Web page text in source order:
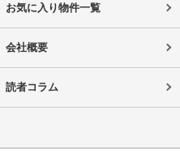
お気に入り物件一覧
会社概要
読者コラム